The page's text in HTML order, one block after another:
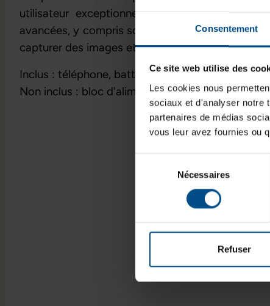
Consentement
Ce site web utilise des
Les cookies nous
sociaux et d'analyser notre
partenaires de médias
vous leur avez fournies ou
consentement
Nécessaires
Refuser
utilisateur exceptionnelle. De plus, ses
avancées, y compris son système de double
capturer des images et des vidéos de qualité
Inclus : téléphone, batterie, câble de chargement
Non inclus : bloc d'alimentation, notice - se